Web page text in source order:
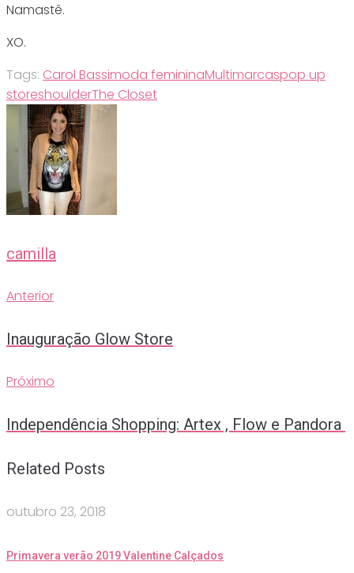
Namastê.
XO.
Tags: Carol Bassimoda femininaMultimarcaspop up
storeshoulderThe Closet
camilla
Navegação
Post
Anterior
Anterior
Inauguração Glow Store
Próximo
Próximo
Independência Shopping: Artex , Flow e Pandora
Related Posts
outubro 23, 2018
Primavera verão 2019 Valentine Calçados